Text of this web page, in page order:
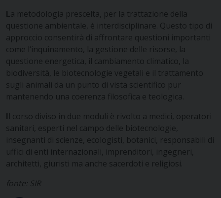
La metodologia prescelta, per la trattazione della
questione ambientale, è interdisciplinare. Questo tipo di
approccio consentirà di affrontare questioni importanti
come l‘inquinamento, la gestione delle risorse, la
questione energetica, il cambiamento climatico, la
biodiversità, le biotecnologie vegetali e il trattamento
sugli animali da un punto di vista scientifico pur
mantenendo una coerenza filosofica e teologica.
Il corso diviso in due moduli è rivolto a medici, operatori
sanitari, esperti nel campo delle biotecnologie,
insegnanti di scienze, ecologisti, botanici, responsabili di
uffici di enti internazionali, imprenditori, ingegneri,
architetti, giuristi ma anche sacerdoti e religiosi.
fonte: SIR